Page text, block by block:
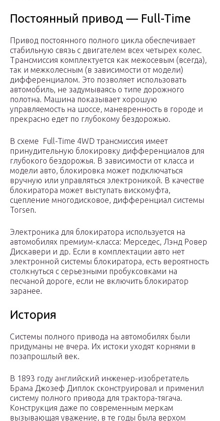
Постоянный привод — Full-Time
Привод постоянного полного цикла обеспечивает
стабильную связь с двигателем всех четырех колес.
Трансмиссия комплектуется как межосевым (всегда),
так и межколесным (в зависимости от модели)
дифференциалом. Это позволяет использовать
автомобиль, не задумываясь о типе дорожного
полотна. Машина показывает хорошую
управляемость на шоссе, маневренность в городе и
прекрасно едет по глубокому бездорожью.
В схеме Full-Time 4WD трансмиссия имеет
принудительную блокировку дифференциалов для
глубокого бездорожья. В зависимости от класса и
модели авто, блокировка может подключаться
вручную или управляться электроникой. В качестве
блокиратора может выступать вискомуфта,
сцепление многодисковое, дифференциал системы
Torsen.
Электроника для блокиратора используется на
автомобилях премиум-класса: Мерседес, Лэнд Ровер
Дискавери и др. Если в комплектации авто нет
электронной системы блокиратора, есть вероятность
столкнуться с серьезными пробуксовками на
песчаной дороге, если не включить блокиратор
заранее.
История
Системы полного привода на автомобилях были
придуманы не вчера. Их истоки уходят корнями в
позапрошлый век.
В 1893 году английский инженер-изобретатель
Брама Джозеф Диплок сконструировал и применил
систему полного привода для трактора-тягача.
Конструкция даже по современным меркам
вызывающая уважение, в те годы была верхом